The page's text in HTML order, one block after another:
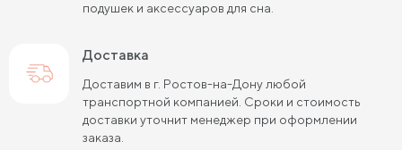
подушек и аксессуаров для сна.
Доставка
Доставим в г. Ростов-на-Дону любой
транспортной компанией. Сроки и стоимость
доставки уточнит менеджер при оформлении
заказа.